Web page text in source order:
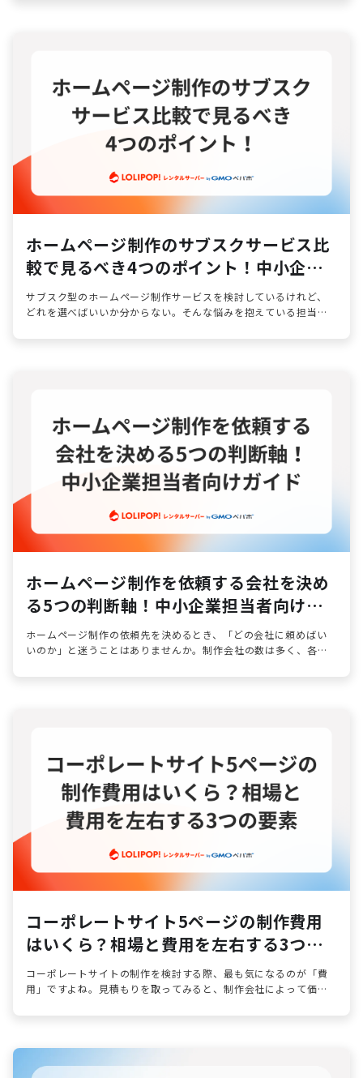
ホームページ制作のサブスクサービス比
較で見るべき4つのポイント！中小企業
担当者向けガイド
サブスク型のホームページ制作サービスを検討しているけれど、
どれを選べばいいか分からない。そんな悩みを抱えている担当者
ホームページ制作を依頼する会社を決め
る5つの判断軸！中小企業担当者向けガ
イド
ホームページ制作の依頼先を決めるとき、「どの会社に頼めばい
いのか」と迷うことはありませんか。制作会社の数は多く、各社
コーポレートサイト5ページの制作費用
はいくら？相場と費用を左右する3つの
要素
コーポレートサイトの制作を検討する際、最も気になるのが「費
用」ですよね。見積もりを取ってみると、制作会社によって価格